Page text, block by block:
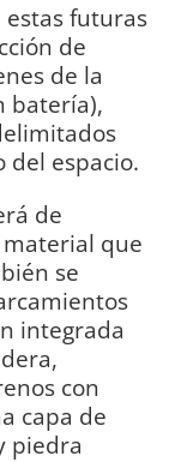
estas futuras
de
de la
batería),
espacio.
de
que
se
integrada
con
capa de
piedra